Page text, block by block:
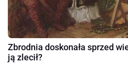
Zbrodnia doskonała sprzed
ją zlecił?